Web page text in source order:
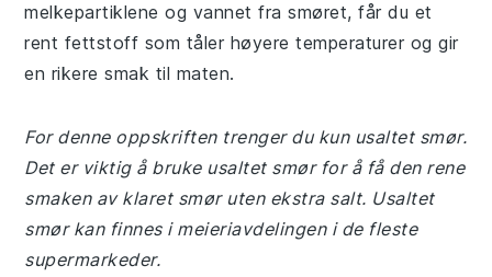
melkepartiklene og vannet fra smøret, får du et
rent fettstoff som tåler høyere temperaturer og gir
en rikere smak til maten.
For denne oppskriften trenger du kun usaltet smør.
Det er viktig å bruke usaltet smør for å få den rene
smaken av klaret smør uten ekstra salt. Usaltet
smør kan finnes i meieriavdelingen i de fleste
supermarkeder.